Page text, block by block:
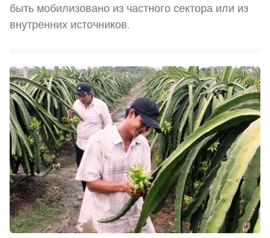
быть мобилизовано из частного сектора или из
внутренних источников.